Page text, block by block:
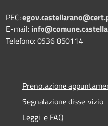
PEC:
E-mail:
Telefono: 0536 850114
Prenotazione
Segnalazione disservizio
Leggi le FAQ